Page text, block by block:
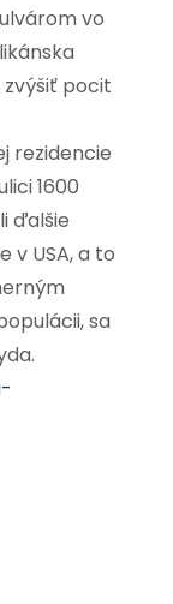
vo
pocit
rezidencie
1600
ďalšie
v USA, a to
sa